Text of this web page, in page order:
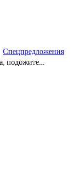
Спецпредложения
подожите...